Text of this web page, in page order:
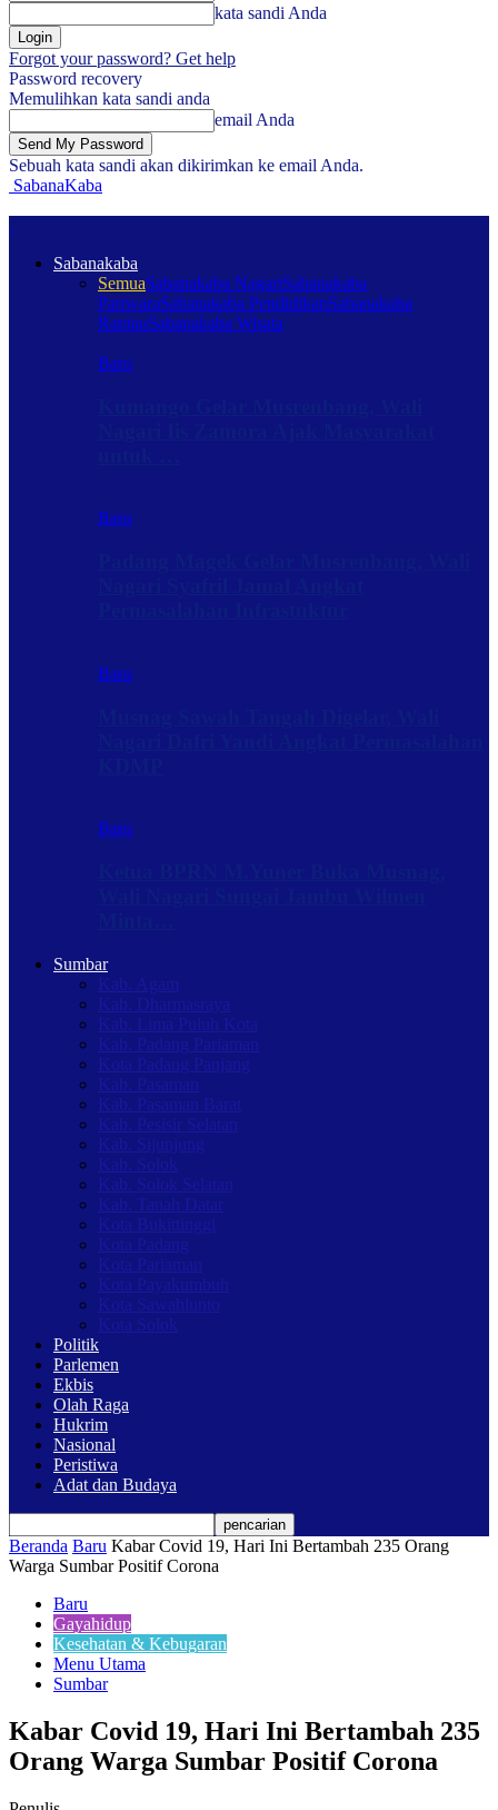
kata sandi Anda
Forgot your password? Get help
Password recovery
Memulihkan kata sandi anda
email Anda
Sebuah kata sandi akan dikirimkan ke email Anda.
SabanaKaba
Sabanakaba
SemuaSabanakaba NagariSabanakaba
PariwaraSabanakaba PendidikanSabanakaba
RantauSabanakaba Wisata
Baru
Baru
Baru
Baru
Sumbar
Kab. Agam
Kab. Dharmasraya
Kab. Lima Puluh Kota
Kab. Padang Pariaman
Kota Padang Panjang
Kab. Pasaman
Kab. Pasaman Barat
Kab. Pesisir Selatan
Kab. Sijunjung
Kab. Solok
Kab. Solok Selatan
Kab. Tanah Datar
Kota Bukittinggi
Kota Padang
Kota Pariaman
Kota Payakumbuh
Kota Sawahlunto
Kota Solok
Politik
Parlemen
Ekbis
Olah Raga
Hukrim
Nasional
Peristiwa
Adat dan Budaya
Beranda Baru Kabar Covid 19, Hari Ini Bertambah 235 Orang
Warga Sumbar Positif Corona
Baru
Gayahidup
Kesehatan & Kebugaran
Menu Utama
Sumbar
Kabar Covid 19, Hari Ini Bertambah 235
Orang Warga Sumbar Positif Corona